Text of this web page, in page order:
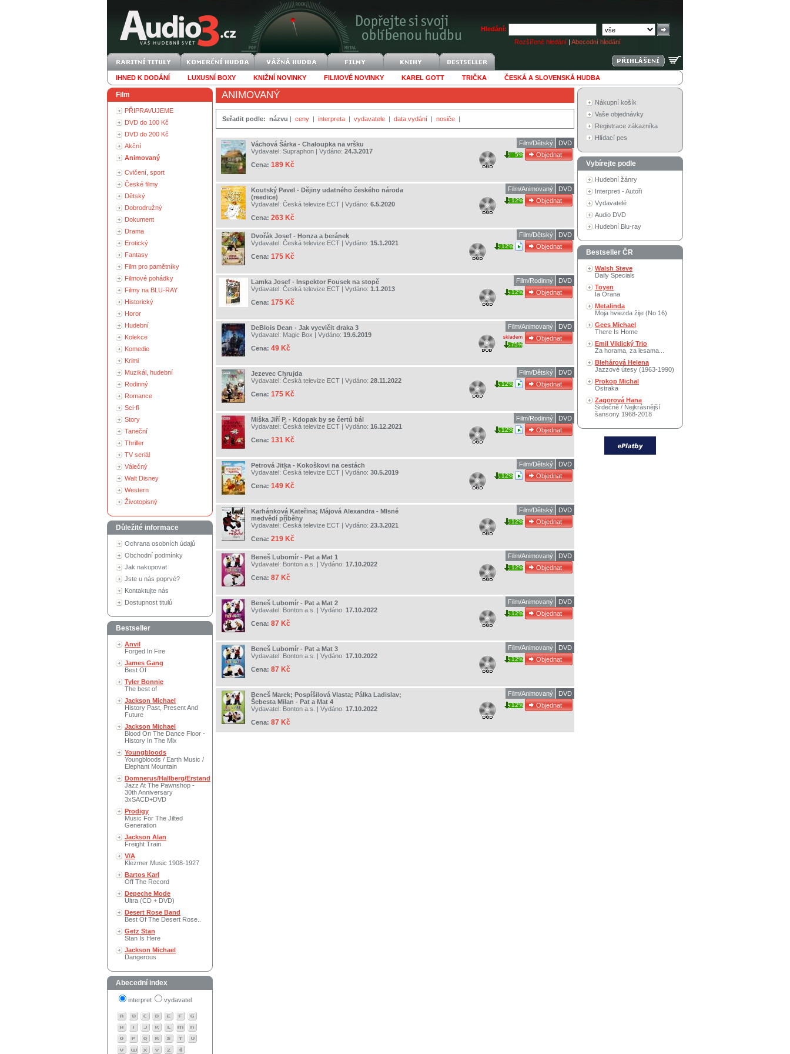
Hledání:
Rozšířené hledání | Abecední hledání
IHNED K DODÁNÍ LUXUSNÍ BOXY KNIŽNÍ NOVINKY FILMOVÉ NOVINKY KAREL GOTT TRIČKA ČESKÁ A SLOVENSKÁ HUDBA
Film
PŘIPRAVUJEME
DVD do 100 Kč
DVD do 200 Kč
Akční
Animovaný
Cvičení, sport
České filmy
Dětský
Dobrodružný
Dokument
Drama
Erotický
Fantasy
Film pro pamětníky
Filmové pohádky
Filmy na BLU-RAY
Historický
Horor
Hudební
Kolekce
Komedie
Krimi
Muzikál, hudební
Rodinný
Romance
Sci-fi
Story
Taneční
Thriller
TV seriál
Válečný
Walt Disney
Western
Životopisný
Důležité informace
Ochrana osobních údajů
Obchodní podmínky
Jak nakupovat
Jste u nás poprvé?
Kontaktujte nás
Dostupnost titulů
Bestseller
Anvil
Forged In Fire
James Gang
Best Of
Tyler Bonnie
The best of
Jackson Michael
History Past, Present And
Future
Jackson Michael
Blood On The Dance Floor -
History In The Mix
Youngbloods
Youngbloods / Earth Music /
Elephant Mountain
Domnerus/Hallberg/Erstand
Jazz At The Pawnshop -
30th Anniversary
3xSACD+DVD
Prodigy
Music For The Jilted
Generation
Jackson Alan
Freight Train
V/A
Klezmer Music 1908-1927
Bartos Karl
Off The Record
Depeche Mode
Ultra (CD + DVD)
Desert Rose Band
Best Of The Desert Rose..
Getz Stan
Stan Is Here
Jackson Michael
Dangerous
Abecední index
interpret vydavatel
ANIMOVANÝ
Seřadit podle: názvu | ceny | interpreta | vydavatele | data vydání | nosiče |
Váchová Šárka - Chaloupka na vršku
Vydavatel: Supraphon | Vydáno: 24.3.2017
Cena: 189 Kč
DVD
Film/Dětský
5%
Koutský Pavel - Dějiny udatného českého národa
(reedice)
Vydavatel: Česká televize ECT | Vydáno: 6.5.2020
Cena: 263 Kč
DVD
Film/Animovaný
12%
Dvořák Josef - Honza a beránek
Vydavatel: Česká televize ECT | Vydáno: 15.1.2021
Cena: 175 Kč
DVD
Film/Dětský
12%
Lamka Josef - Inspektor Fousek na stopě
Vydavatel: Česká televize ECT | Vydáno: 1.1.2013
Cena: 175 Kč
DVD
Film/Rodinný
12%
DeBlois Dean - Jak vycvičit draka 3
Vydavatel: Magic Box | Vydáno: 19.6.2019
Cena: 49 Kč
DVD
Film/Animovaný
75%
Jezevec Chrujda
Vydavatel: Česká televize ECT | Vydáno: 28.11.2022
Cena: 175 Kč
DVD
Film/Dětský
12%
Miška Jiří P. - Kdopak by se čertů bál
Vydavatel: Česká televize ECT | Vydáno: 16.12.2021
Cena: 131 Kč
DVD
Film/Rodinný
12%
Petrová Jitka - Kokoškovi na cestách
Vydavatel: Česká televize ECT | Vydáno: 30.5.2019
Cena: 149 Kč
DVD
Film/Dětský
12%
Karhánková Kateřina; Májová Alexandra - Mlsné
medvědí příběhy
Vydavatel: Česká televize ECT | Vydáno: 23.3.2021
Cena: 219 Kč
DVD
Film/Dětský
12%
Beneš Lubomír - Pat a Mat 1
Vydavatel: Bonton a.s. | Vydáno: 17.10.2022
Cena: 87 Kč
DVD
Film/Animovaný
12%
Beneš Lubomír - Pat a Mat 2
Vydavatel: Bonton a.s. | Vydáno: 17.10.2022
Cena: 87 Kč
DVD
Film/Animovaný
12%
Beneš Lubomír - Pat a Mat 3
Vydavatel: Bonton a.s. | Vydáno: 17.10.2022
Cena: 87 Kč
DVD
Film/Animovaný
12%
Beneš Marek; Pospíšilová Vlasta; Pálka Ladislav;
Šebesta Milan - Pat a Mat 4
Vydavatel: Bonton a.s. | Vydáno: 17.10.2022
Cena: 87 Kč
DVD
Film/Animovaný
12%
Nákupní košík
Vaše objednávky
Registrace zákazníka
Hlídací pes
Vybírejte podle
Hudební žánry
Interpreti - Autoři
Vydavatelé
Audio DVD
Hudební Blu-ray
Bestseller ČR
Walsh Steve
Daily Specials
Toyen
Ia Orana
Metalinda
Moja hviezda žije (No 16)
Gees Michael
There Is Home
Emil Viklický Trio
Za horama, za lesama...
Blehárová Helena
Jazzové útesy (1963-1990)
Prokop Michal
Ostraka
Zagorová Hana
Srdečně / Nejkrásnější
šansony 1968-2018